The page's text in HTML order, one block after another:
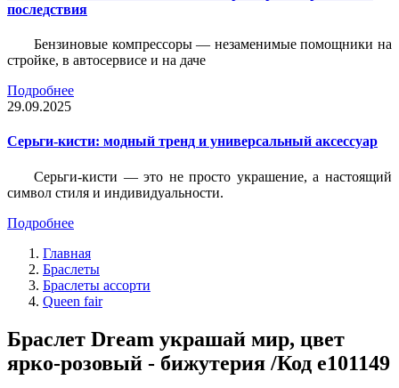
последствия
Бензиновые компрессоры — незаменимые помощники на
стройке, в автосервисе и на даче
Подробнее
29.09.2025
Серьги-кисти: модный тренд и универсальный аксессуар
Серьги-кисти — это не просто украшение, а настоящий
символ стиля и индивидуальности.
Подробнее
Главная
Браслеты
Браслеты ассорти
Queen fair
Браслет Dream украшай мир, цвет
ярко-розовый - бижутерия /Код e101149